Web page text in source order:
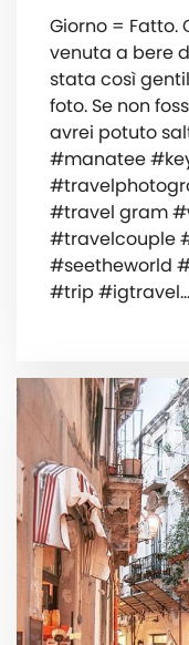
Giorno = Fatto.
venuta a bere
stata così
foto. Se non
avrei potuto
#manatee
#travel gram
#travelcouple
#seetheworld
#trip #igtravel…